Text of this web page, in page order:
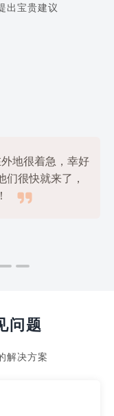
出宝贵建议
地很着急，幸好
很快就来了，

问题
解决方案